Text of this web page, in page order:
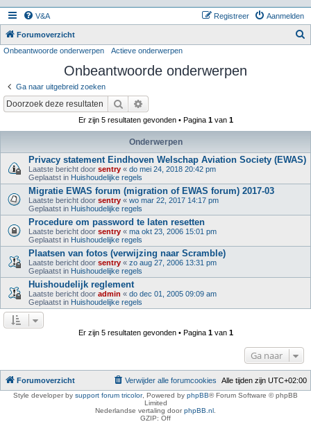
V&A Aanmelden
Registreer
Forumoverzicht
Onbeantwoorde onderwerpen Actieve onderwerpen
Onbeantwoorde onderwerpen
Ga naar uitgebreid zoeken
Zoek
Er zijn 5 resultaten gevonden • Pagina 1van 1
Onderwerpen
Privacy statement Eindhoven Welschap Aviation Society (EWAS)
Laatste bericht door sentry « do mei 24, 2018 20:42 pm
Geplaatst in Huishoudelijke regels
Migratie EWAS forum (migration of EWAS forum) 2017-03
Laatste bericht door sentry « wo mar 22, 2017 14:17 pm
Geplaatst in Huishoudelijke regels
Procedure om password te laten resetten
Laatste bericht door sentry « ma okt 23, 2006 15:01 pm
Geplaatst in Huishoudelijke regels
Plaatsen van fotos (verwijzing naar Scramble)
Laatste bericht door sentry « zo aug 27, 2006 13:31 pm
Geplaatst in Huishoudelijke regels
Huishoudelijk reglement
Laatste bericht door admin « do dec 01, 2005 09:09 am
Geplaatst in Huishoudelijke regels
Er zijn 5 resultaten gevonden • Pagina 1van 1
Ga naar
Forumoverzicht Alle tijden zijn UTC+02:00
Verwijder alle forumcookies
Style developer by support forum tricolor, Powered by phpBB® Forum Software © phpBB
Limited
Nederlandse vertaling doorphpBB.nl
GZIP: Off